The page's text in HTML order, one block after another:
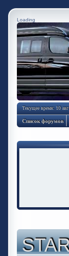
Loading
Текущее время: 10
Список форумов